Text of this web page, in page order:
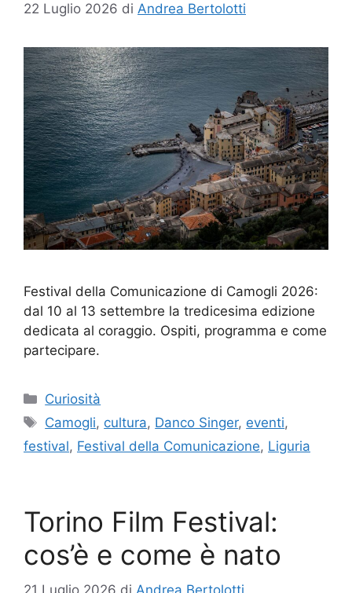
22 Luglio 2026 di Andrea Bertolotti
Festival della Comunicazione di Camogli 2026:
dal 10 al 13 settembre la tredicesima edizione
dedicata al coraggio. Ospiti, programma e come
partecipare.
Categorie
Curiosità
Tag
Camogli, cultura, Danco Singer, eventi,
festival, Festival della Comunicazione, Liguria
Torino Film Festival:
cos’è e come è nato
21 Luglio 2026 di Andrea Bertolotti